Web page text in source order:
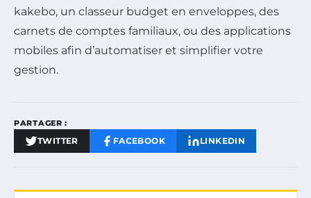
kakebo, un classeur budget en enveloppes, des
carnets de comptes familiaux, ou des applications
mobiles afin d’automatiser et simplifier votre
gestion.
PARTAGER :
TWITTER FACEBOOK LINKEDIN